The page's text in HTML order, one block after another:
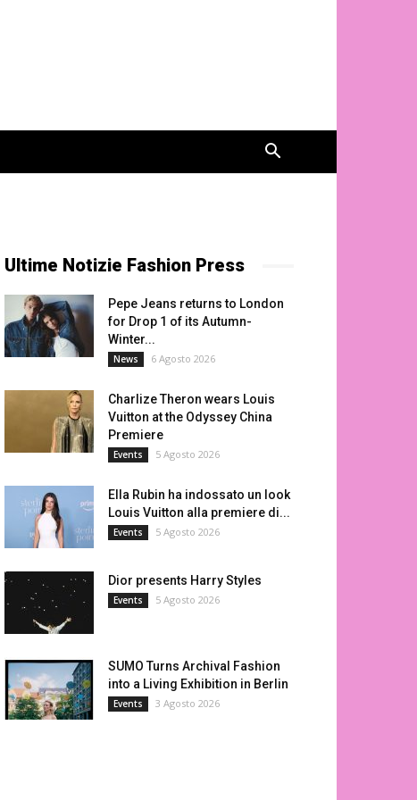
Ultime Notizie Fashion Press
Pepe Jeans returns to London
for Drop 1 of its Autumn-
Winter...
News 6 Agosto 2026
Charlize Theron wears Louis
Vuitton at the Odyssey China
Premiere
Events 5 Agosto 2026
Ella Rubin ha indossato un look
Louis Vuitton alla premiere di...
Events 5 Agosto 2026
Dior presents Harry Styles
Events 5 Agosto 2026
SUMO Turns Archival Fashion
into a Living Exhibition in Berlin
Events 3 Agosto 2026